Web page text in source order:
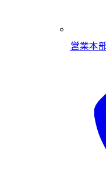
営業本